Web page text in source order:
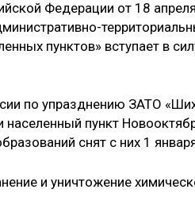
Федерации от 18
пунктов» вступает в
по упразднению ЗАТО
пункт
снят с них 1
и уничтожение